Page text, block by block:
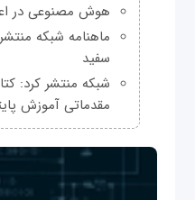
هوش مصنوعی در
سفید
شبکه منتشر کرد:
مقدماتی آموزش